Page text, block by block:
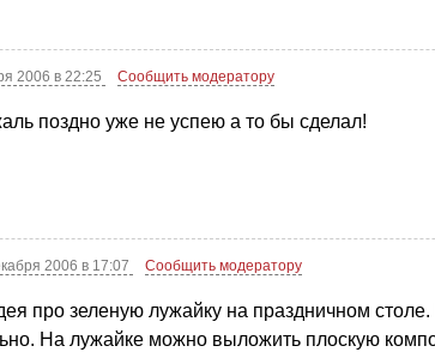
2006 в 22:25 Сообщить модератору
поздно уже не успею а то бы сделал!
2006 в 17:07 Сообщить модератору
про зеленую лужайку на праздничном
На лужайке можно выложить плоскую